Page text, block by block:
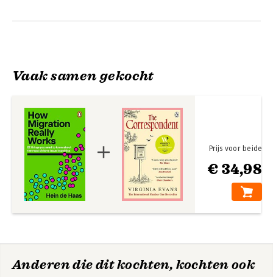
Vaak samen gekocht
€ 34,98
Prijs voor beide
Anderen die dit kochten, kochten ook